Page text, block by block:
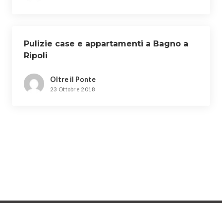
Pulizie case e appartamenti a Bagno a
Ripoli
Oltre il Ponte
23 Ottobre 2018